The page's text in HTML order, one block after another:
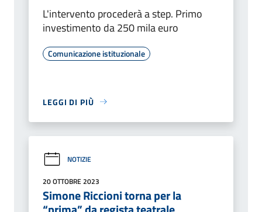
L'intervento procederà a step. Primo
investimento da 250 mila euro
Comunicazione istituzionale
LEGGI DI PIÙ
NOTIZIE
20 OTTOBRE 2023
Simone Riccioni torna per la